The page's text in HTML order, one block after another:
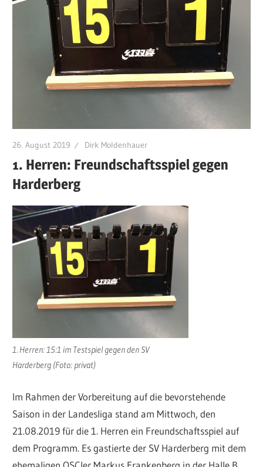
26. August 2019 Dirk Moldenhauer
1. Herren: Freundschaftsspiel gegen
Harderberg
1. Herren: 15:1 im Testspiel gegen den SV
Harderberg (Foto: privat)
Im Rahmen der Vorbereitung auf die bevorstehende
Saison in der Landesliga stand am Mittwoch, den
21.08.2019 für die 1. Herren ein Freundschaftsspiel auf
dem Programm. Es gastierte der SV Harderberg mit dem